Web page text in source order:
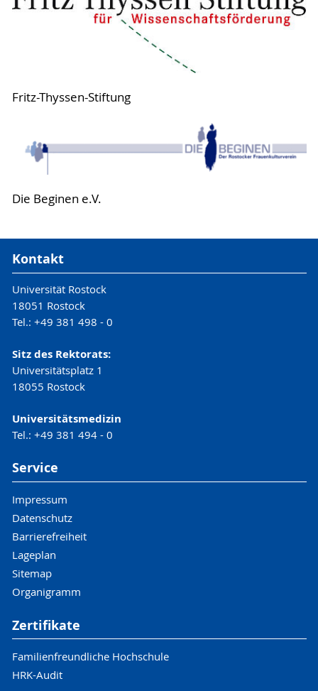
Fritz-Thyssen-Stiftung
Die Beginen e.V.
Kontakt
Universität Rostock
18051 Rostock
Tel.: +49 381 498 - 0
Sitz des Rektorats:
Universitätsplatz 1
18055 Rostock
Universitätsmedizin
Tel.: +49 381 494 - 0
Service
Impressum
Datenschutz
Barrierefreiheit
Lageplan
Sitemap
Organigramm
Zertifikate
Familienfreundliche Hochschule
HRK-Audit